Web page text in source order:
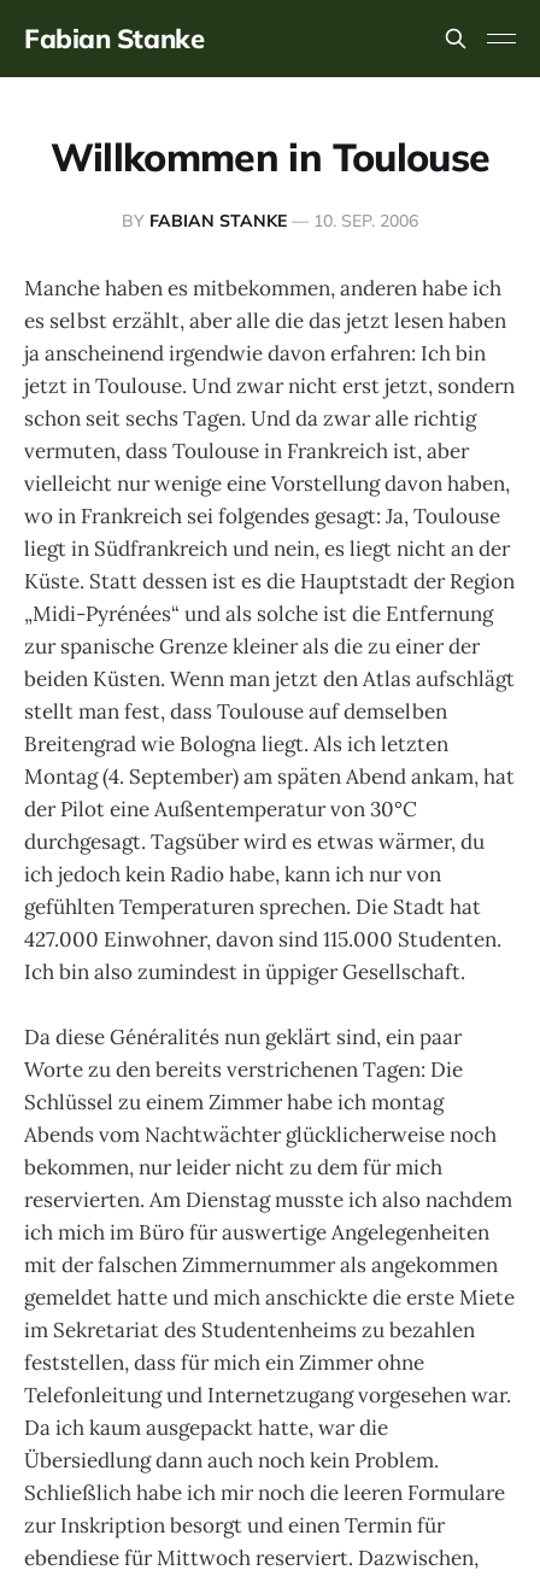
Fabian Stanke
Willkommen in Toulouse
BY FABIAN STANKE — 10. SEP. 2006
Manche haben es mitbekommen, anderen habe ich
es selbst erzählt, aber alle die das jetzt lesen haben
ja anscheinend irgendwie davon erfahren: Ich bin
jetzt in Toulouse. Und zwar nicht erst jetzt, sondern
schon seit sechs Tagen. Und da zwar alle richtig
vermuten, dass Toulouse in Frankreich ist, aber
vielleicht nur wenige eine Vorstellung davon haben,
wo in Frankreich sei folgendes gesagt: Ja, Toulouse
liegt in Südfrankreich und nein, es liegt nicht an der
Küste. Statt dessen ist es die Hauptstadt der Region
„Midi-Pyrénées“ und als solche ist die Entfernung
zur spanische Grenze kleiner als die zu einer der
beiden Küsten. Wenn man jetzt den Atlas aufschlägt
stellt man fest, dass Toulouse auf demselben
Breitengrad wie Bologna liegt. Als ich letzten
Montag (4. September) am späten Abend ankam, hat
der Pilot eine Außentemperatur von 30°C
durchgesagt. Tagsüber wird es etwas wärmer, du
ich jedoch kein Radio habe, kann ich nur von
gefühlten Temperaturen sprechen. Die Stadt hat
427.000 Einwohner, davon sind 115.000 Studenten.
Ich bin also zumindest in üppiger Gesellschaft.
Da diese Généralités nun geklärt sind, ein paar
Worte zu den bereits verstrichenen Tagen: Die
Schlüssel zu einem Zimmer habe ich montag
Abends vom Nachtwächter glücklicherweise noch
bekommen, nur leider nicht zu dem für mich
reservierten. Am Dienstag musste ich also nachdem
ich mich im Büro für auswertige Angelegenheiten
mit der falschen Zimmernummer als angekommen
gemeldet hatte und mich anschickte die erste Miete
im Sekretariat des Studentenheims zu bezahlen
feststellen, dass für mich ein Zimmer ohne
Telefonleitung und Internetzugang vorgesehen war.
Da ich kaum ausgepackt hatte, war die
Übersiedlung dann auch noch kein Problem.
Schließlich habe ich mir noch die leeren Formulare
zur Inskription besorgt und einen Termin für
ebendiese für Mittwoch reserviert. Dazwischen,